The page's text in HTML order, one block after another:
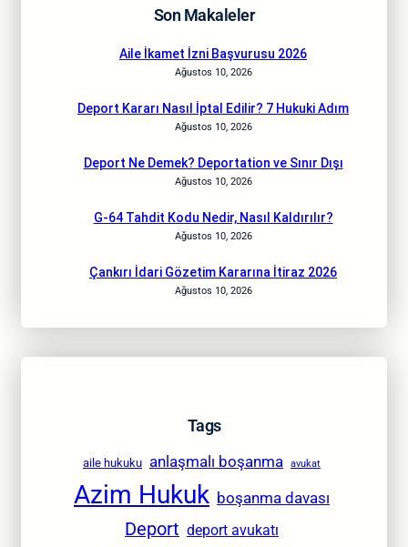
Son Makaleler
Aile İkamet İzni Başvurusu 2026
Ağustos 10, 2026
Deport Kararı Nasıl İptal Edilir? 7 Hukuki Adım
Ağustos 10, 2026
Deport Ne Demek? Deportation ve Sınır Dışı
Ağustos 10, 2026
G-64 Tahdit Kodu Nedir, Nasıl Kaldırılır?
Ağustos 10, 2026
Çankırı İdari Gözetim Kararına İtiraz 2026
Ağustos 10, 2026
Tags
aile hukuku anlaşmalı boşanma avukat
Azim Hukuk boşanma davası
Deport deport avukatı